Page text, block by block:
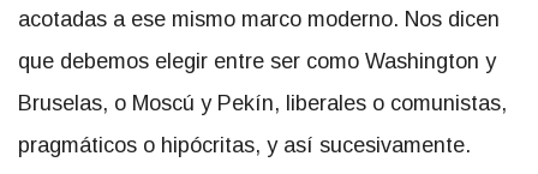
acotadas a ese mismo marco moderno. Nos dicen
que debemos elegir entre ser como Washington y
Bruselas, o Moscú y Pekín, liberales o comunistas,
pragmáticos o hipócritas, y así sucesivamente.